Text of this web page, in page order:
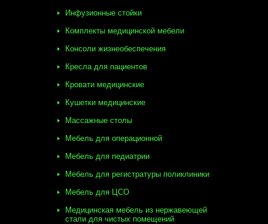
Инфузионные стойки
Комплекты медицинской мебели
Консоли жизнеобеспечения
Кресла для пациентов
Кровати медицинские
Кушетки медицинские
Массажные столы
Мебель для операционной
Мебель для педиатрии
Мебель для регистратуры поликлиники
Мебель для ЦСО
Медицинская мебель из нержавеющей
стали для чистых помещений